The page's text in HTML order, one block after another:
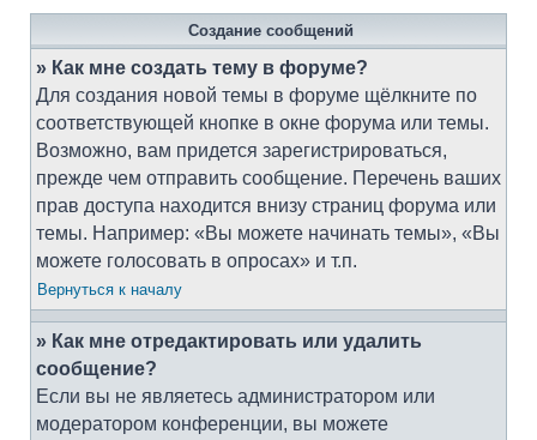
Создание сообщений
» Как мне создать тему в форуме?
Для создания новой темы в форуме щёлкните по
соответствующей кнопке в окне форума или темы.
Возможно, вам придется зарегистрироваться,
прежде чем отправить сообщение. Перечень ваших
прав доступа находится внизу страниц форума или
темы. Например: «Вы можете начинать темы», «Вы
можете голосовать в опросах» и т.п.
Вернуться к началу
» Как мне отредактировать или удалить
сообщение?
Если вы не являетесь администратором или
модератором конференции, вы можете